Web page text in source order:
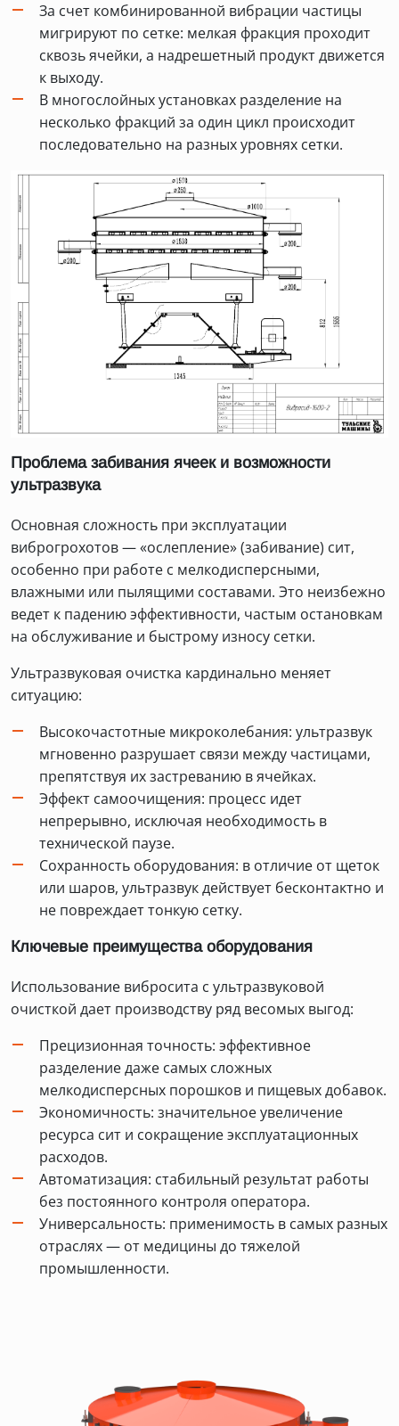
За счет комбинированной вибрации частицы
мигрируют по сетке: мелкая фракция проходит
сквозь ячейки, а надрешетный продукт движется
к выходу.
В многослойных установках разделение на
несколько фракций за один цикл происходит
последовательно на разных уровнях сетки.
Проблема забивания ячеек и возможности
ультразвука
Основная сложность при эксплуатации
виброгрохотов — «ослепление» (забивание) сит,
особенно при работе с мелкодисперсными,
влажными или пылящими составами. Это неизбежно
ведет к падению эффективности, частым остановкам
на обслуживание и быстрому износу сетки.
Ультразвуковая очистка кардинально меняет
ситуацию:
Высокочастотные микроколебания: ультразвук
мгновенно разрушает связи между частицами,
препятствуя их застреванию в ячейках.
Эффект самоочищения: процесс идет
непрерывно, исключая необходимость в
технической паузе.
Сохранность оборудования: в отличие от щеток
или шаров, ультразвук действует бесконтактно и
не повреждает тонкую сетку.
Ключевые преимущества оборудования
Использование вибросита с ультразвуковой
очисткой дает производству ряд весомых выгод:
Прецизионная точность: эффективное
разделение даже самых сложных
мелкодисперсных порошков и пищевых добавок.
Экономичность: значительное увеличение
ресурса сит и сокращение эксплуатационных
расходов.
Автоматизация: стабильный результат работы
без постоянного контроля оператора.
Универсальность: применимость в самых разных
отраслях — от медицины до тяжелой
промышленности.